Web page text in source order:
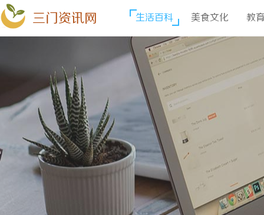
三门资讯网 生活百科 美食文化 教